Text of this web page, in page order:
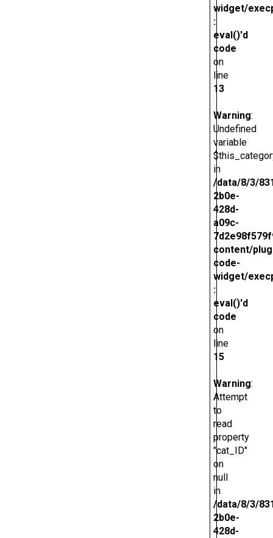
widget/
:
eval()'d
code
on
line
13
Warning:
Undefined
variable
in
/data/8/3/
2b0e-
428d-
a09c-
content/
code-
widget/
:
eval()'d
code
on
line
15
Warning:
Attempt
to
read
property
"cat_ID"
on
null
in
/data/8/3/
2b0e-
428d-